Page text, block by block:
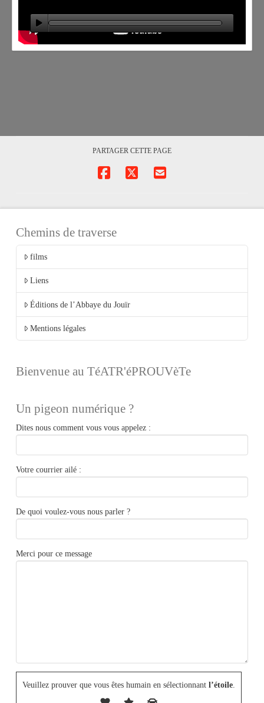
PARTAGER CETTE PAGE
Chemins de traverse
films
Liens
Éditions de l’Abbaye du Jouïr
Mentions légales
Bienvenue au TéATR'éPROUVèTe
Un pigeon numérique ?
Dites nous comment vous vous appelez :
Votre courrier ailé :
De quoi voulez-vous nous parler ?
Merci pour ce message
Veuillez prouver que vous êtes humain en sélectionnantl’étoile.